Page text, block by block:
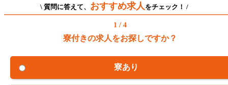
\ 質問に答えて、 おすすめ求人 をチェック！ /
1 / 4
寮付きの求人をお探しですか？
寮あり